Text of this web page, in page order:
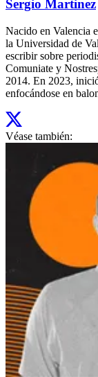
Sergio Martinez
Nacido en Valencia
la Universidad de
escribir sobre
Comuniate y
2014. En 2023,
enfocándose en
Véase también: